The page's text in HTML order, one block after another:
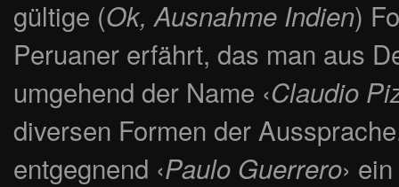
gültige (Ok, Ausnahme Indien)
Peruaner erfährt, das man aus
umgehend der Name ‹Claudio
diversen Formen der
entgegnend ‹Paulo Guerrero›